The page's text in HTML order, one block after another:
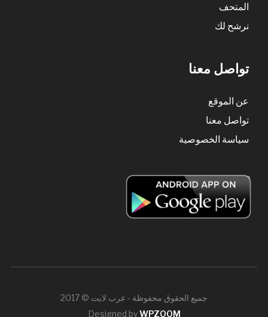
المتحف
نرشح لك
تواصل معنا
عن الموقع
تواصل معنا
سياسة الخصوصية
جميع الحقوق محفوظة - عرب لايت © 2017
Designed byWPZOOM